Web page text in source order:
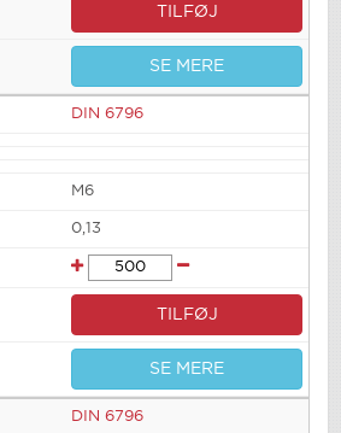
TILFØJ
SE MERE
DIN 6796
M6
0,13
TILFØJ
SE MERE
DIN 6796